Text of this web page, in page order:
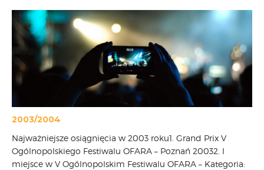
2003/2004
Najważniejsze osiągnięcia w 2003 roku1. Grand Prix V
Ogólnopolskiego Festiwalu OFARA – Poznań 20032. I
miejsce w V Ogólnopolskim Festiwalu OFARA – Kategoria: